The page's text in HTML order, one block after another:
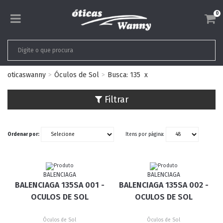
0
oticaswanny Óculos de Sol Busca: 135 x
Filtrar
Ordenar por: Itens por página:
BALENCIAGA
BALENCIAGA 135SA 001 -
OCULOS DE SOL
Óculos de Sol
BALENCIAGA
BALENCIAGA 135SA 002 -
OCULOS DE SOL
Óculos de Sol